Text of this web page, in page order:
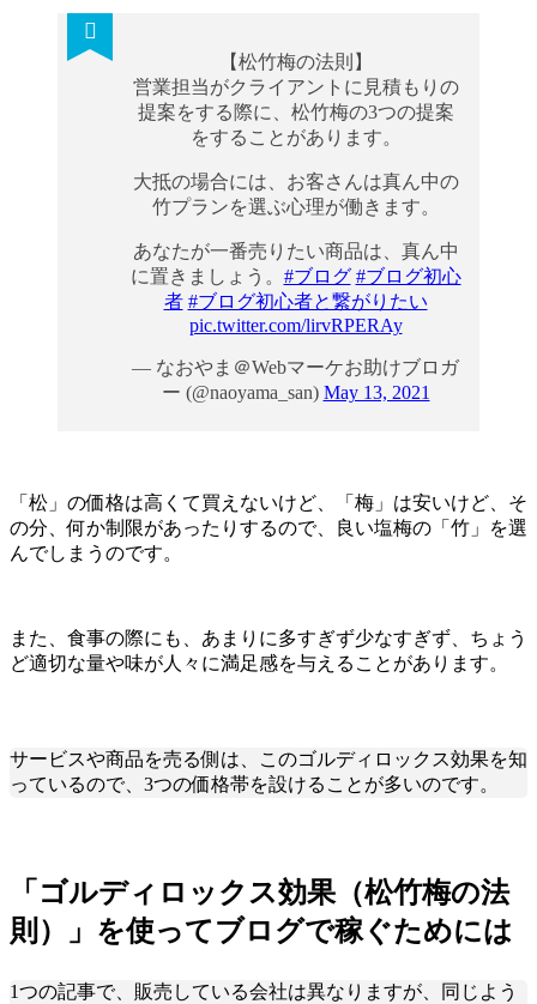
【松竹梅の法則】
営業担当がクライアントに見積もりの
提案をする際に、松竹梅の3つの提案
をすることがあります。
大抵の場合には、お客さんは真ん中の
竹プランを選ぶ心理が働きます。
あなたが一番売りたい商品は、真ん中
に置きましょう。 #ブログ #ブログ初心
者 #ブログ初心者と繋がりたい
pic.twitter.com/lirvRPERAy
— なおやま＠Webマーケお助けブロガ
ー (@naoyama_san) May 13, 2021
「松」の価格は高くて買えないけど、「梅」は安いけど、そ
の分、何か制限があったりするので、良い塩梅の「竹」を選
んでしまうのです。
また、食事の際にも、あまりに多すぎず少なすぎず、ちょう
ど適切な量や味が人々に満足感を与えることがあります。
サービスや商品を売る側は、このゴルディロックス効果を知
っているので、3つの価格帯を設けることが多いのです。
「ゴルディロックス効果（松竹梅の法
則）」を使ってブログで稼ぐためには
1つの記事で、販売している会社は異なりますが、同じよう